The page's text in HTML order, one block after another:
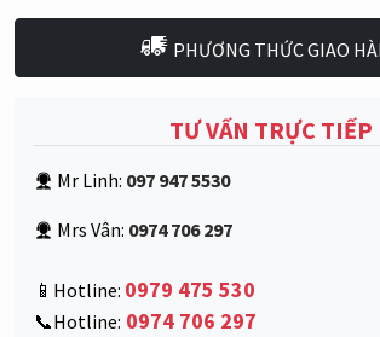
PHƯƠNG THỨC GIAO
TƯ VẤN TRỰC TIẾP
Mr Linh: 097 947 5530
Mrs Vân: 0974 706 297
📱Hotline: 0979 475 530
📞Hotline: 0974 706 297